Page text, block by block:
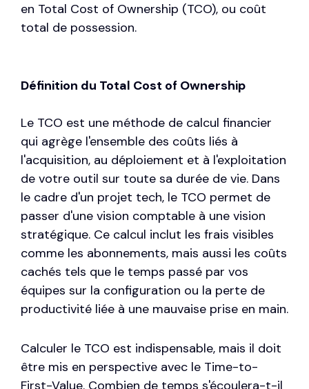
en Total Cost of Ownership (TCO), ou coût
total de possession.
Définition du Total Cost of Ownership
Le TCO est une méthode de calcul financier
qui agrège l'ensemble des coûts liés à
l'acquisition, au déploiement et à l'exploitation
de votre outil sur toute sa durée de vie. Dans
le cadre d'un projet tech, le TCO permet de
passer d'une vision comptable à une vision
stratégique. Ce calcul inclut les frais visibles
comme les abonnements, mais aussi les coûts
cachés tels que le temps passé par vos
équipes sur la configuration ou la perte de
productivité liée à une mauvaise prise en main.
Calculer le TCO est indispensable, mais il doit
être mis en perspective avec le Time-to-
First-Value. Combien de temps s'écoulera-t-il